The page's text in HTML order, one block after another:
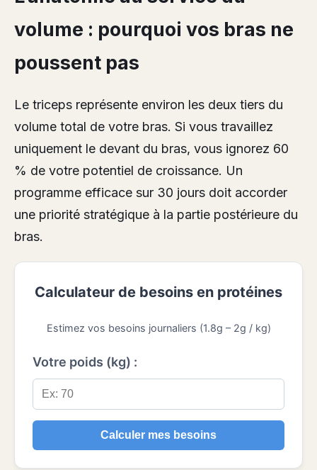
volume : pourquoi vos bras ne
poussent pas
Le triceps représente environ les deux tiers du
volume total de votre bras. Si vous travaillez
uniquement le devant du bras, vous ignorez 60
% de votre potentiel de croissance. Un
programme efficace sur 30 jours doit accorder
une priorité stratégique à la partie postérieure du
bras.
Calculateur de besoins en protéines
Estimez vos besoins journaliers (1.8g – 2g / kg)
Votre poids (kg) :
Calculer mes besoins